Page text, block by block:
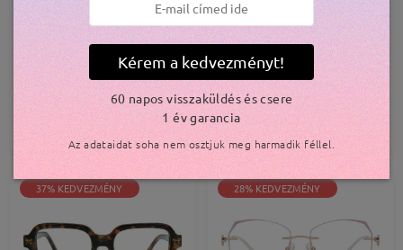
bow184
7.500 Ft 10.216 Ft
PRÓBÁLD KI
7.800 Ft10.581 Ft
PRÓBÁLD KI
37% KEDVEZMÉNY 28% KEDVEZMÉNY
Kérem a kedvezményt!
60 napos visszaküldés és csere
1 év garancia
Az adataidat soha nem osztjuk meg harmadik féllel.